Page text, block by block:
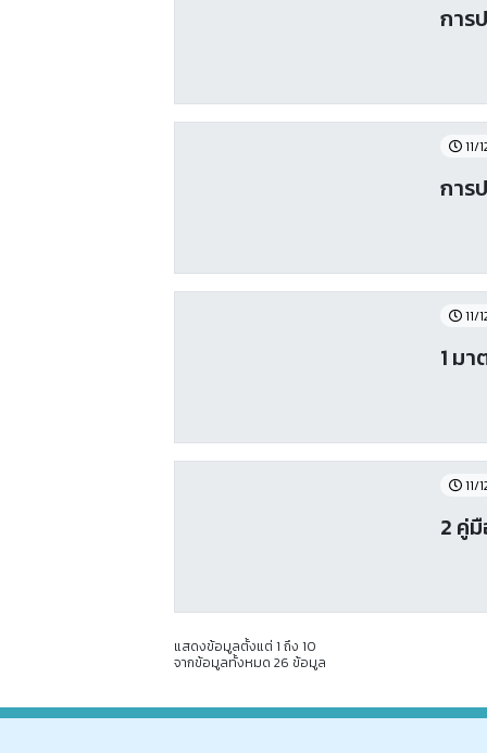
การ
11/
การ
11/
1 ม
11/
2 คู่
แสดงข้อมูลตั้งแต่ 1 ถึง 10
จากข้อมูลทั้งหมด 26 ข้อมูล